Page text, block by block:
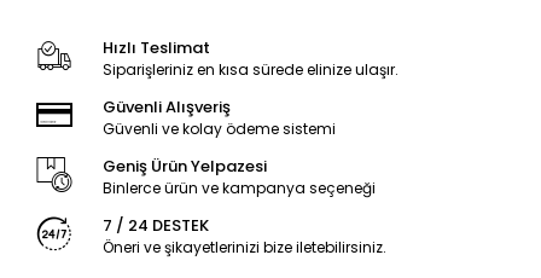
Hızlı Teslimat
Siparişleriniz en kısa sürede elinize ulaşır.
Güvenli Alışveriş
Güvenli ve kolay ödeme sistemi
Geniş Ürün Yelpazesi
Binlerce ürün ve kampanya seçeneği
7 / 24 DESTEK
Öneri ve şikayetlerinizi bize iletebilirsiniz.